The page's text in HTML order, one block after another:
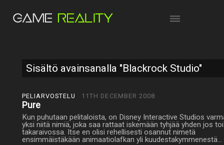
Sisältö avainsanalla "Blackrock Studio"
PELIARVOSTELU 11TH DECEMBER 2008
Pure
Kun puhutaan pelitaloista, on Disney Interactive Studios
yksi niitä nimiä, joka saa rattaat iskemään tyhjää yhden jos
takaraivossa. Itse en olisi rehellisesti osannut nimetä
ensimmäistäkään animaatiolafkan yli kuudestakymmenestä…